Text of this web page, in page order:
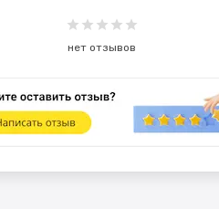
нет отзывов